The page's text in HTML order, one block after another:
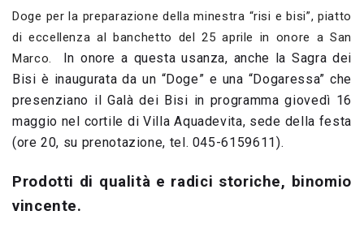
Doge per la preparazione della minestra “risi e bisi”, piatto
di eccellenza al banchetto del 25 aprile in onore a San
Marco. In onore a questa usanza, anche la Sagra dei
Bisi è inaugurata da un “Doge” e una “Dogaressa” che
presenziano il Galà dei Bisi in programma giovedì 16
maggio nel cortile di Villa Aquadevita, sede della festa
(ore 20, su prenotazione, tel. 045-6159611).
Prodotti di qualità e radici storiche, binomio
vincente.